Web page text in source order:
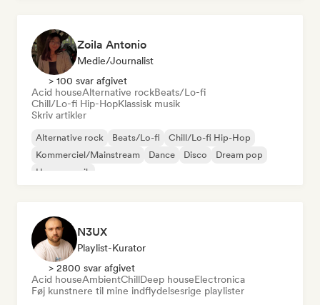
Zoila Antonio
Medie/journalist
> 100 svar afgivet
Acid houseAlternative rockBeats/Lo-fi
Chill/Lo-fi Hip-HopKlassisk musik
Skriv artikler
Alternative rock Beats/Lo-fi
Chill/Lo-fi Hip-Hop
Kommerciel/Mainstream
Dance Disco
Dream pop
House-musik
N3UX
Playlist-Kurator
> 2800 svar afgivet
Acid houseAmbientChillDeep houseElectronica
Føj kunstnere til mine indflydelsesrige playlister